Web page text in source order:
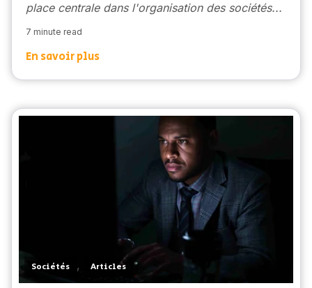
place centrale dans l'organisation des sociétés...
7 minute read
En savoir plus
Sociétés , Articles